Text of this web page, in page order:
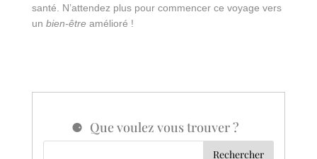
santé. N’attendez plus pour commencer ce voyage vers
un bien-êtreamélioré !
Que voulez vous trouver ?